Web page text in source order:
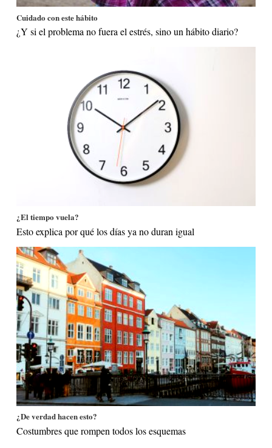
Cuidado con este hábito
¿Y si el problema no fuera el estrés, sino un hábito diario?
¿El tiempo vuela?
Esto explica por qué los días ya no duran igual
¿De verdad hacen esto?
Costumbres que rompen todos los esquemas